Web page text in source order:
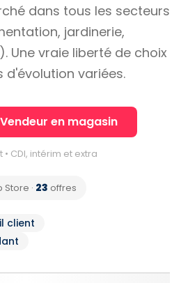
dans tous les secteurs
jardinerie,
Une vraie liberté de choix
variées.
en magasin
CDI, intérim et extra
Store · 23 offres
client